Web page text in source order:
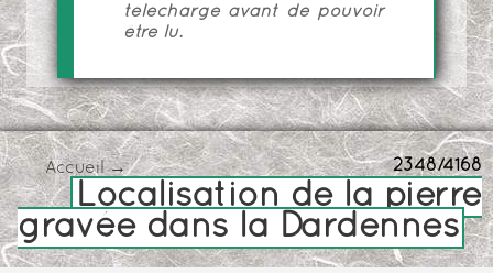
téléchargé avant de pouvoir
être lu.
2348/4168
Accueil→
Localisation de la pierre
gravée dans la Dardennes